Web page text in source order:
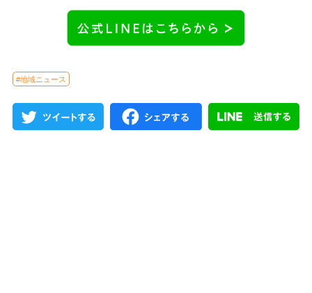
#地域ニュース